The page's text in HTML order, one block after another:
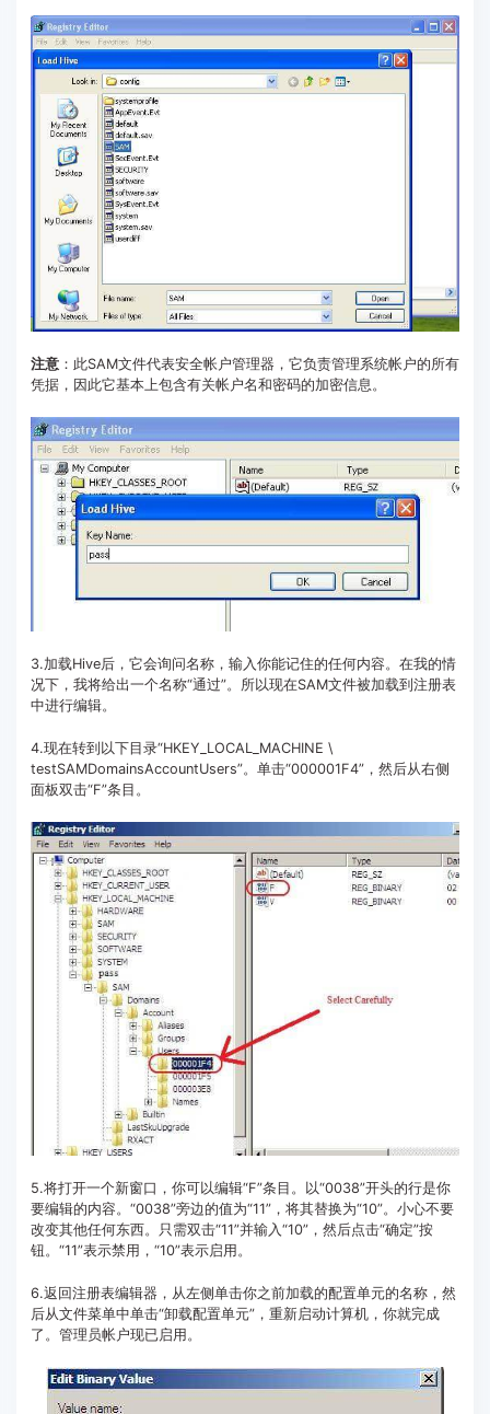
注意：此SAM文件代表安全帐户管理器，它负责管理系统帐户的所有
凭据，因此它基本上包含有关帐户名和密码的加密信息。
3.加载Hive后，它会询问名称，输入你能记住的任何内容。在我的情
况下，我将给出一个名称“通过”。所以现在SAM文件被加载到注册表
中进行编辑。
4.现在转到以下目录“HKEY_LOCAL_MACHINE \
testSAMDomainsAccountUsers”。单击“000001F4”，然后从右侧
面板双击“F”条目。
5.将打开一个新窗口，你可以编辑“F”条目。以“0038”开头的行是你
要编辑的内容。“0038”旁边的值为“11”，将其替换为“10”。小心不要
改变其他任何东西。只需双击“11”并输入“10”，然后点击“确定”按
钮。“11”表示禁用，“10”表示启用。
6.返回注册表编辑器，从左侧单击你之前加载的配置单元的名称，然
后从文件菜单中单击“卸载配置单元”，重新启动计算机，你就完成
了。管理员帐户现已启用。